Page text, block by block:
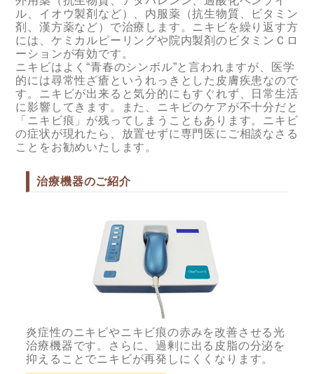
ル、イオウ製剤など）、内服薬（抗生物質、ビタミン
剤、漢方薬など）で治療します。ニキビを繰り返す方
には、ケミカルピーリングや院内製剤のビタミンＣロ
ーションが有効です。
ニキビはよく“青春のシンボル”と言われますが、医学
的には尋常性ざ瘡というれっきとした皮膚疾患なので
す。ニキビが出来ると気分的にもすぐれず、日常生活
に影響してきます。また、ニキビのケアが不十分だと
「ニキビ痕」が残ってしまうこともあります。ニキビ
の症状が現れたら、放置せずに専門医にご相談なさる
ことをお勧めいたします。
治療機器のご紹介
炎症性のニキビやニキビ痕の赤みを改善させる光
治療機器です。さらに、過剰に出る皮脂の分泌を
抑えることでニキビが再発しにくくなります。